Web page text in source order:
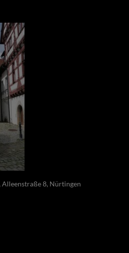
Alleenstraße 8, Nürtingen